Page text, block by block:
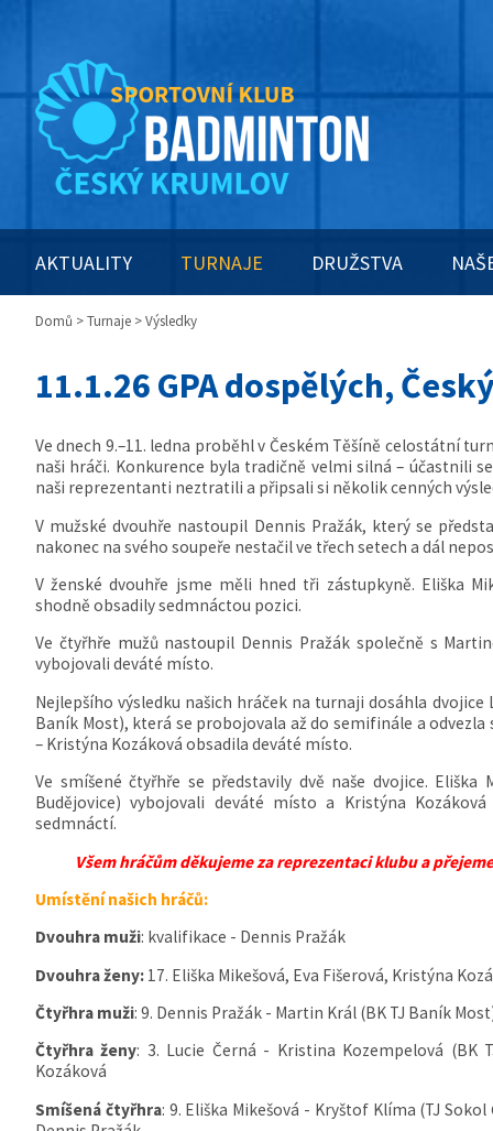
AKTUALITY TURNAJE DRUŽSTVA
Domů >Turnaje > Výsledky
11.1.26 GPA dospělých,
Ve dnech 9.–11. ledna proběhl v Českém Těšíně celostátní
naši hráči. Konkurence byla tradičně velmi silná – účastnili
naši reprezentanti neztratili a připsali si několik cenných
V mužské dvouhře nastoupil Dennis Pražák, který se
nakonec na svého soupeře nestačil ve třech setech a dál
V ženské dvouhře jsme měli hned tři zástupkyně. Eliška
shodně obsadily sedmnáctou pozici.
Ve čtyřhře mužů nastoupil Dennis Pražák společně s
vybojovali deváté místo.
Nejlepšího výsledku našich hráček na turnaji dosáhla dvojice
Baník Most), která se probojovala až do semifinále a
– Kristýna Kozáková obsadila deváté místo.
Ve smíšené čtyřhře se představily dvě naše dvojice. Eliška
Budějovice) vybojovali deváté místo a Kristýna
sedmnáctí.
Všem hráčům děkujeme za reprezentaci klubu a
Umístění našich hráčů:
Dvouhra muži: kvalifikace - Dennis Pražák
Dvouhra ženy: 17. Eliška Mikešová, Eva Fišerová, Kristýna
Čtyřhra muži: 9. Dennis Pražák - Martin Král (BK TJ Baník
Čtyřhra ženy: 3. Lucie Černá - Kristina Kozempelová (BK
Kozáková
Smíšená čtyřhra: 9. Eliška Mikešová - Kryštof Klíma (TJ